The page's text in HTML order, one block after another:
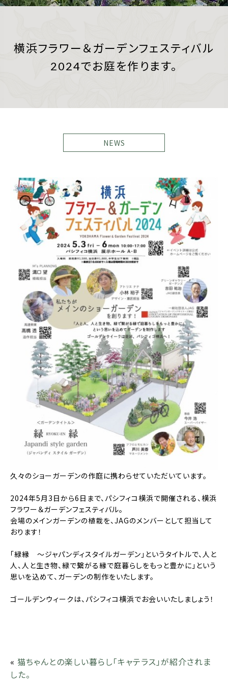
横浜フラワー＆ガーデンフェスティバル
2024でお庭を作ります。
NEWS
久々のショーガーデンの作庭に携わらせていただいています。
2024年5月3日から6日まで、パシフィコ横浜で開催される、横浜
フラワー＆ガーデンフェスティバル。
会場のメインガーデンの植栽を、JAGのメンバーとして担当して
おります！
「緑縁 〜ジャパンディスタイルガーデン」というタイトルで、人と
人、人と生き物、緑で繋がる縁で庭暮らしをもっと豊かに」という
思いを込めて、ガーデンの制作をいたします。
ゴールデンウィークは、パシフィコ横浜でお会いいたしましょう！
« 猫ちゃんとの楽しい暮らし「キャテラス」が紹介されま
した。